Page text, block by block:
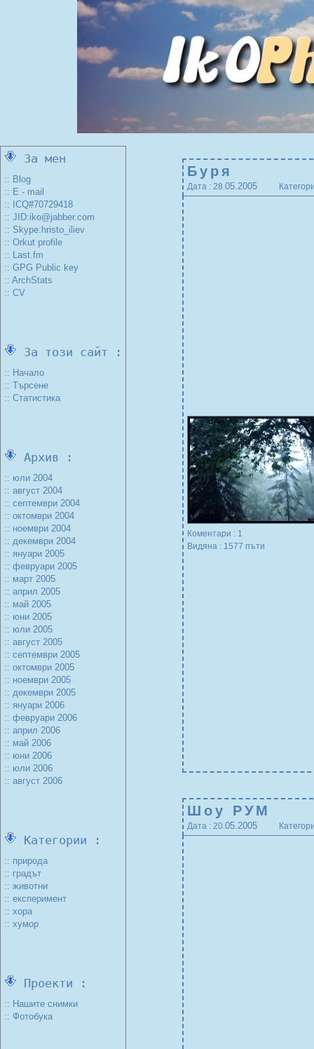
За мен
:: Blog
:: E - mail
:: ICQ#70729418
:: JID:iko@jabber.com
:: Skype:hristo_iliev
:: Orkut profile
:: Last.fm
:: GPG Public key
:: ArchStats
:: CV
За този сайт :
:: Начало
:: Търсене
:: Статистика
Архив :
:: юли 2004
:: август 2004
:: септември 2004
:: октомври 2004
:: ноември 2004
:: декември 2004
:: януари 2005
:: февруари 2005
:: март 2005
:: април 2005
:: май 2005
:: юни 2005
:: юли 2005
:: август 2005
:: септември 2005
:: октомври 2005
:: ноември 2005
:: декември 2005
:: януари 2006
:: февруари 2006
:: април 2006
:: май 2006
:: юни 2006
:: юли 2006
:: август 2006
Категории :
:: природа
:: градът
:: животни
:: експеримент
:: хора
:: хумор
Проекти :
:: Нашите снимки
:: Фотобука
Буря
Дата : 28.05.2005
Коментари : 1
Видяна : 1577 пъти
Шоу РУМ
Дата : 20.05.2005